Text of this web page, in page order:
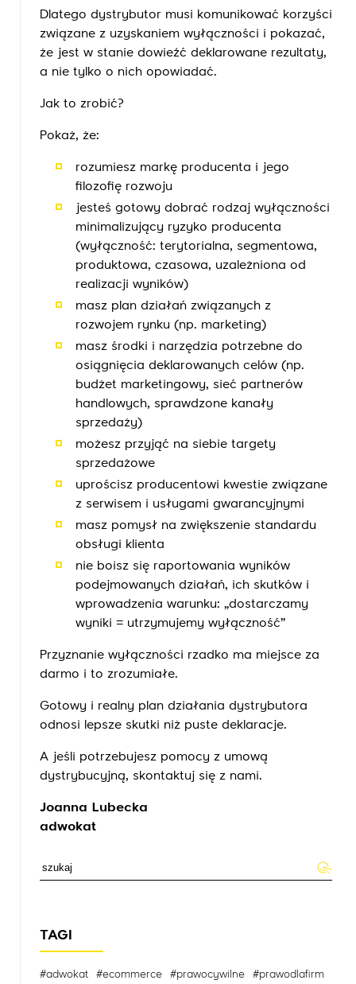
Dlatego dystrybutor musi komunikować korzyści
związane z uzyskaniem wyłączności i pokazać,
że jest w stanie dowieźć deklarowane rezultaty,
a nie tylko o nich opowiadać.
Jak to zrobić?
Pokaż, że:
rozumiesz markę producenta i jego
filozofię rozwoju
jesteś gotowy dobrać rodzaj wyłączności
minimalizujący ryzyko producenta
(wyłączność: terytorialna, segmentowa,
produktowa, czasowa, uzależniona od
realizacji wyników)
masz plan działań związanych z
rozwojem rynku (np. marketing)
masz środki i narzędzia potrzebne do
osiągnięcia deklarowanych celów (np.
budżet marketingowy, sieć partnerów
handlowych, sprawdzone kanały
sprzedaży)
możesz przyjąć na siebie targety
sprzedażowe
uprościsz producentowi kwestie związane
z serwisem i usługami gwarancyjnymi
masz pomysł na zwiększenie standardu
obsługi klienta
nie boisz się raportowania wyników
podejmowanych działań, ich skutków i
wprowadzenia warunku: „dostarczamy
wyniki = utrzymujemy wyłączność”
Przyznanie wyłączności rzadko ma miejsce za
darmo i to zrozumiałe.
Gotowy i realny plan działania dystrybutora
odnosi lepsze skutki niż puste deklaracje.
A jeśli potrzebujesz pomocy z umową
dystrybucyjną, skontaktuj się z nami.
Joanna Lubecka
adwokat
TAGI
#adwokat #ecommerce #prawocywilne #prawodlafirm